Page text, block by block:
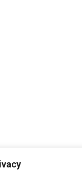
Temos por Missão
organizacional,